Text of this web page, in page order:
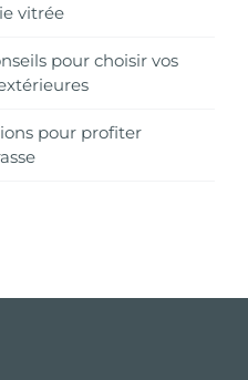
vitrée
pour choisir vos
pour profiter